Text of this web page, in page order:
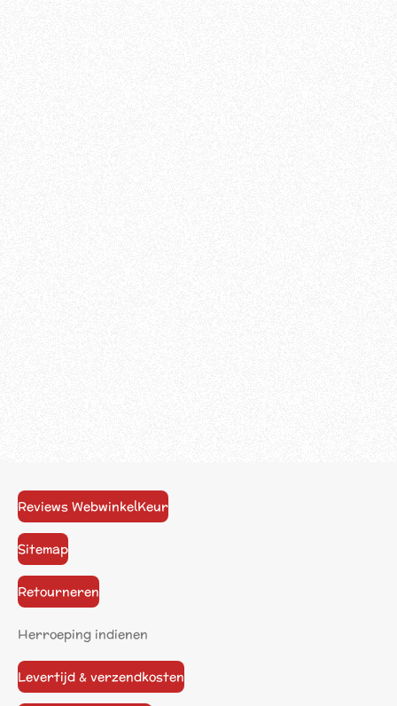
Reviews WebwinkelKeur
Sitemap
Retourneren
Herroeping indienen
Levertijd & verzendkosten